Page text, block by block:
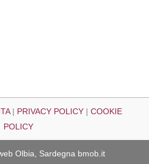
| PRIVACY POLICY| COOKIE
POLICY
Olbia, Sardegna bmob.it